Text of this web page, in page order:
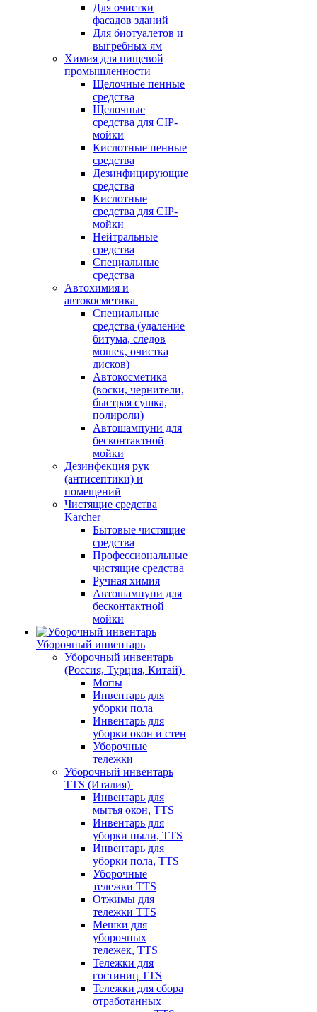
Для очистки
фасадов зданий
Для биотуалетов и
выгребных ям
Химия для пищевой
промышленности
Щелочные пенные
средства
Щелочные
средства для CIP-
мойки
Кислотные пенные
средства
Дезинфицирующие
средства
Кислотные
средства для CIP-
мойки
Нейтральные
средства
Специальные
средства
Автохимия и
автокосметика
Специальные
средства (удаление
битума, следов
мошек, очистка
дисков)
Автокосметика
(воски, чернители,
быстрая сушка,
полироли)
Автошампуни для
бесконтактной
мойки
Дезинфекция рук
(антисептики) и
помещений
Чистящие средства
Karcher
Бытовые чистящие
средства
Профессиональные
чистящие средства
Ручная химия
Автошампуни для
бесконтактной
мойки
Уборочный инвентарь
Уборочный инвентарь
(Россия, Турция, Китай)
Мопы
Инвентарь для
уборки пола
Инвентарь для
уборки окон и стен
Уборочные
тележки
Уборочный инвентарь
TTS (Италия)
Инвентарь для
мытья окон, TTS
Инвентарь для
уборки пыли, TTS
Инвентарь для
уборки пола, TTS
Уборочные
тележки TTS
Отжимы для
тележки TTS
Мешки для
уборочных
тележек, TTS
Тележки для
гостиниц TTS
Тележки для сбора
отработанных